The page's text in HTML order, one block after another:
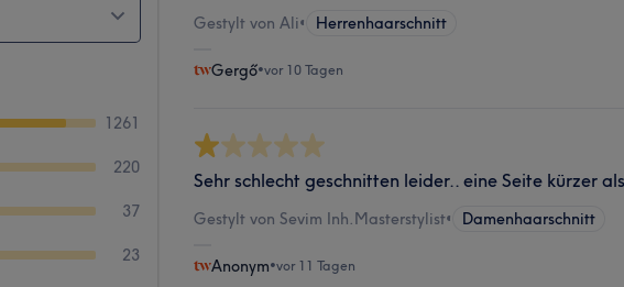
1261
220
37
23
Gestylt von Ali• Herrenhaarschnitt
Gergő•vor 10 Tagen
Sehr schlecht geschnitten leider.. eine Seite kürzer
Gestylt von Sevim Inh.Masterstylist• Damenhaarschnitt
Anonym•vor 11 Tagen